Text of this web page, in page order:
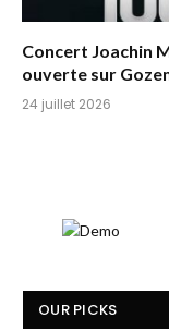
Concert Joachin
ouverte sur
24 juillet 2026
OUR PICKS